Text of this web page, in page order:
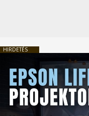
HIRDETÉS